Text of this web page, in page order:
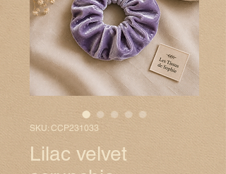
SKU: CCP231033
Lilac velvet